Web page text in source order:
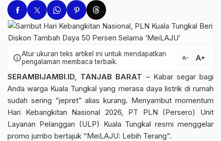
infoAtur ukuran teks artikel ini untuk mendapatkan
pengalaman membaca terbaik.
text_decrease text_increase
SERAMBIJAMBI.ID, TANJAB BARAT – Kabar segar bagi
Anda warga Kuala Tungkal yang merasa daya listrik di rumah
sudah sering “jepret” alias kurang. Menyambut momentum
Hari Kebangkitan Nasional 2026, PT PLN (Persero) Unit
Layanan Pelanggan (ULP) Kuala Tungkal resmi menggelar
promo jumbo bertajuk “MeiLAJU: Lebih Terang”.